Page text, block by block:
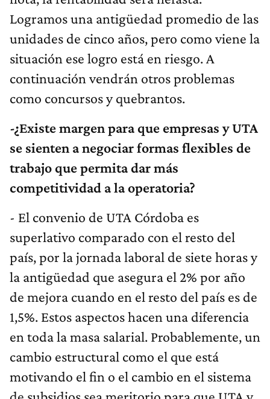
Logramos una antigüedad promedio de las
unidades de cinco años, pero como viene la
situación ese logro está en riesgo. A
continuación vendrán otros problemas
como concursos y quebrantos.
-¿Existe margen para que empresas y UTA
se sienten a negociar formas flexibles de
trabajo que permita dar más
competitividad a la operatoria?
- El convenio de UTA Córdoba es
superlativo comparado con el resto del
país, por la jornada laboral de siete horas y
la antigüedad que asegura el 2% por año
de mejora cuando en el resto del país es de
1,5%. Estos aspectos hacen una diferencia
en toda la masa salarial. Probablemente, un
cambio estructural como el que está
motivando el fin o el cambio en el sistema